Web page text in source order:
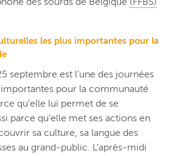
les plus importantes pour la
septembre est l’une des journées
pour la communauté
qu’elle lui permet de se
parce qu’elle met ses actions en
sa culture, sa langue des
au grand-public. L’après-midi